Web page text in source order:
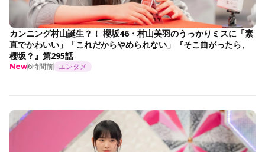
カンニング村山誕生？！ 櫻坂46・村山美羽のうっかりミスに「素
直でかわいい」「これだからやめられない」『そこ曲がったら、
櫻坂？』第295話
New6時間前 エンタメ